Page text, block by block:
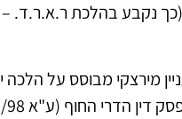
נקבע בהלכת ר.א.ר.ד.
מירצקי מבוסס על הלכה